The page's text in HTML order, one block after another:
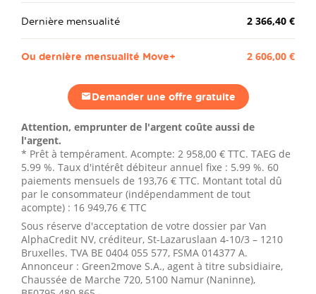
Dernière mensualité 2 366,40 €
Ou dernière mensualité Move+ 2 606,00 €
Demander une offre gratuite
Attention, emprunter de l'argent coûte aussi de
l'argent.
* Prêt à tempérament. Acompte: 2 958,00 € TTC. TAEG de
5.99 %. Taux d'intérêt débiteur annuel fixe : 5.99 %. 60
paiements mensuels de 193,76 € TTC. Montant total dû
par le consommateur (indépendamment de tout
acompte) : 16 949,76 € TTC
Sous réserve d'acceptation de votre dossier par Van
AlphaCredit NV, créditeur, St-Lazaruslaan 4-10/3 – 1210
Bruxelles. TVA BE 0404 055 577, FSMA 014377 A.
Annonceur : Green2move S.A., agent à titre subsidiaire,
Chaussée de Marche 720, 5100 Namur (Naninne),